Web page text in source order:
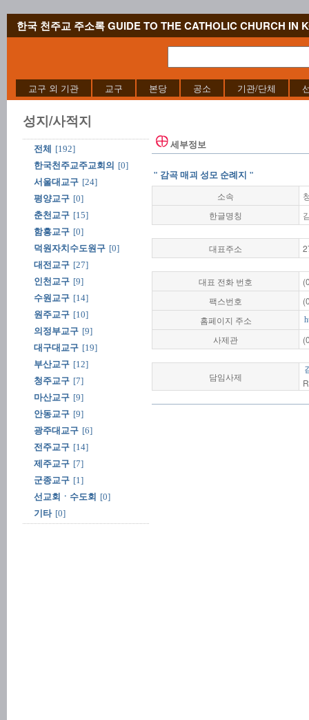
한국 천주교 주소록 GUIDE TO THE CATHOLIC CHURCH IN
교구 외 기관 교구 본당 공소 기관/단체
성지/사적지
전체
[192]
한국천주교주교회의 [0]
서울대교구 [24]
평양교구 [0]
춘천교구 [15]
함흥교구 [0]
덕원자치수도원구 [0]
대전교구 [27]
인천교구 [9]
수원교구 [14]
원주교구 [10]
의정부교구 [9]
대구대교구 [19]
부산교구 [12]
청주교구 [7]
마산교구 [9]
안동교구 [9]
광주대교구 [6]
전주교구 [14]
제주교구 [7]
군종교구 [1]
선교회ㆍ수도회 [0]
기타 [0]
세부정보
" 감곡 매괴 성모 순례지 "
소속
한글명칭
대표주소
대표 전화 번호
팩스번호
홈페이지 주소
사제관
담임사제